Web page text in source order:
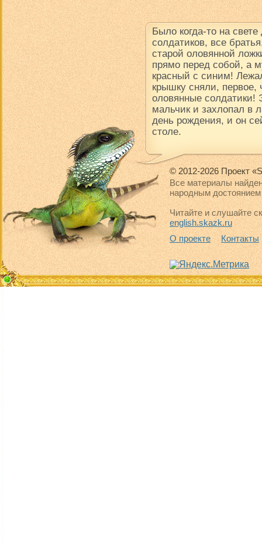
Было когда-то на
солдатиков, все
старой оловянной
прямо перед собой, а
красный с синим!
крышку сняли,
оловянные солдатики!
мальчик и захлопал в
день рождения, и он
столе.
© 2012-2026 Проект
Все материалы
народным достоянием
Читайте и слушайте
english.skazk.ru
О проекте
Контакты